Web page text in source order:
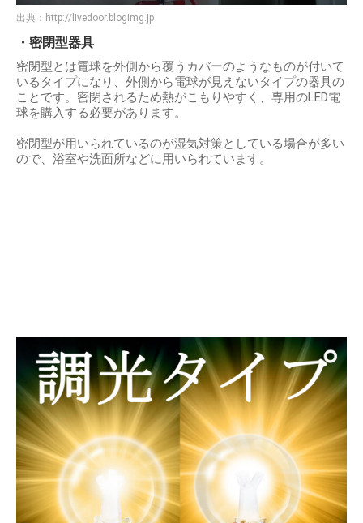
出典： http://livedoor.blogimg.jp
・密閉型器具
密閉型とは電球を外側から覆うカバーのようなものが付いて
いるタイプになり、外側から電球が見えないタイプの器具の
ことです。密閉されるため熱がこもりやすく、専用のLED電
球を購入する必要があります。
密閉型が用いられているのが湿気対策としている場合が多い
ので、浴室や洗面所などに用いられています。